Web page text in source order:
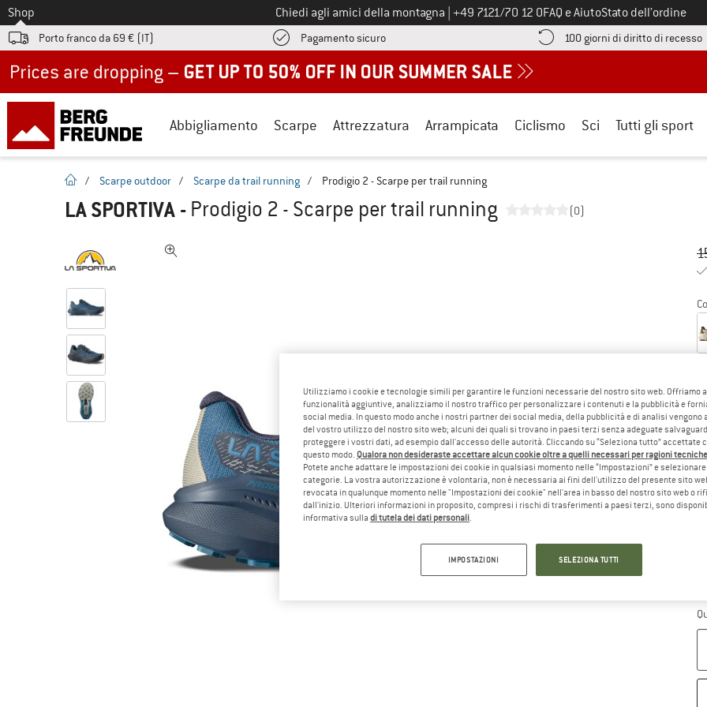
Allo
Shop Chiedi agli amici della montagna Chiamaci al numero
+49 7121/70 12 0FAQ e AiutoStato dell’ordine
Porto franco da 69 € (IT) Pagamento sicuroQui trovi le informazioni di pagamento! Si apre in una casella
100 giorni di diritto di recesso
Abbigliamento Scarpe Attrezzatura Arrampicata Ciclismo Sci Tutti gli sport
pagina iniziale
/ Scarpe outdoor / Scarpe da trail running / Prodigio 2 - Scarpe per trail running
LA SPORTIVA - Prodigio 2 - Scarpe per trail running (0)
Utilizziamo i cookie e tecnologie simili per garantire le funzioni necessarie del nostro sito web. Offriamo
funzionalità aggiuntive, analizziamo il nostro traffico per personalizzare i contenuti e la pubblicità e
social media. In questo modo anche i nostri partner dei social media, della pubblicità e di analisi vengono
del vostro utilizzo del nostro sito web; alcuni dei quali si trovano in paesi terzi senza adeguate
proteggere i vostri dati, ad esempio dall'accesso delle autorità. Cliccando su “Seleziona tutto” accettate
questo modo. Qualora non desideraste accettare alcun cookie oltre a quelli necessari per ragioni
Potete anche adattare le impostazioni dei cookie in qualsiasi momento nelle “Impostazioni” e
categorie. La vostra autorizzazione è volontaria, non è necessaria ai fini dell'utilizzo del presente sito
revocata in qualunque momento nelle "Impostazioni dei cookie" nell'area in basso del nostro sito web o
dall'inizio. Ulteriori informazioni in proposito, compresi i rischi di trasferimenti a paesi terzi, sono
informativa sulla di tutela dei dati personali.
IMPOSTAZIONI SELEZIONA TUTTI